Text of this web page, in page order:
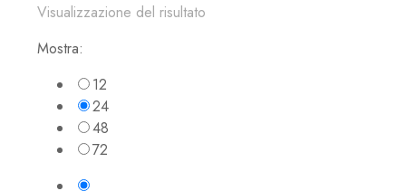
Visualizzazione del risultato
Mostra:
12
24
48
72